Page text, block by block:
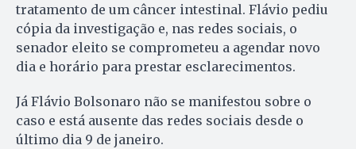
tratamento de um câncer intestinal. Flávio pediu
cópia da investigação e, nas redes sociais, o
senador eleito se comprometeu a agendar novo
dia e horário para prestar esclarecimentos.
Já Flávio Bolsonaro não se manifestou sobre o
caso e está ausente das redes sociais desde o
último dia 9 de janeiro.